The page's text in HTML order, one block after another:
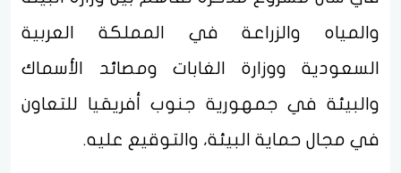
والمياه والزراعة في المملكة العربية
السعودية ووزارة الغابات ومصائد الأسماك
والبيئة في جمهورية جنوب أفريقيا للتعاون
في مجال حماية البيئة، والتوقيع عليه.